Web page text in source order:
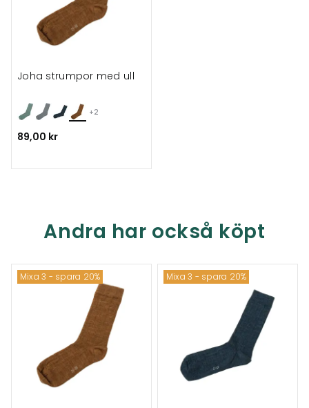
+2
Joha strumpor med ull
89,00 kr
Andra har också köpt
Mixa 3 - spara 20% Mixa 3 - spara 20%